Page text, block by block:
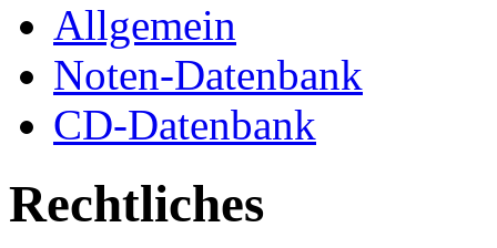
Allgemein
Noten-Datenbank
CD-Datenbank
Rechtliches